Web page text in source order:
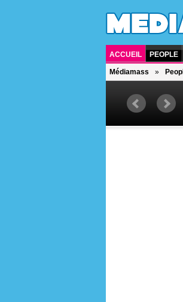
ACCUEIL PEOPLE
Médiamass
chanteuse québécoise